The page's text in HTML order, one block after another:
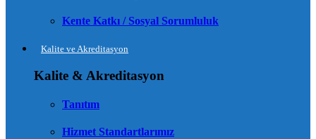
Kente Katkı / Sosyal Sorumluluk
Kalite ve Akreditasyon
Kalite & Akreditasyon
Tanıtım
Hizmet Standartlarımız